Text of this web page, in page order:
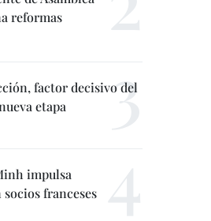
reformas
factor decisivo del
etapa
impulsa
franceses